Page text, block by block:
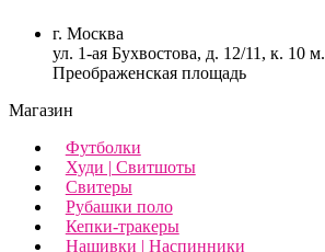
г. Москва
ул. 1-ая Бухвостова, д. 12/11, к. 10 м.
Преображенская площадь
Магазин
Футболки
Худи | Свитшоты
Свитеры
Рубашки поло
Кепки-тракеры
Нашивки | Наспинники